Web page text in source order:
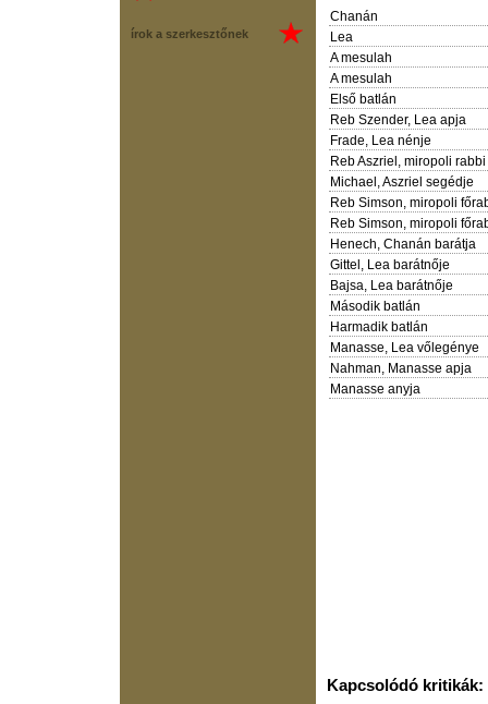
Chanán
Lea
A mesulah
A mesulah
Első batlán
Reb Szender, Lea apja
Frade, Lea nénje
Reb Aszriel, miropoli rabbi
Michael, Aszriel segédje
Reb Simson, miropoli
Reb Simson, miropoli
Henech, Chanán barátja
Gittel, Lea barátnője
Bajsa, Lea barátnője
Második batlán
Harmadik batlán
Manasse, Lea vőlegénye
Nahman, Manasse apja
Manasse anyja
Kapcsolódó kritikák:
írok a szerkesztőnek